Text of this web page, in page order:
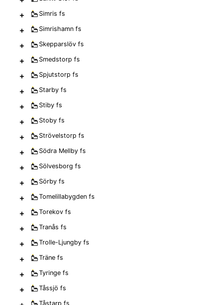
+ Simris fs
+ Simrishamn fs
+ Skepparslöv fs
+ Smedstorp fs
+ Spjutstorp fs
+ Starby fs
+ Stiby fs
+ Stoby fs
+ Strövelstorp fs
+ Södra Mellby fs
+ Sölvesborg fs
+ Sörby fs
+ Tomelillabygden fs
+ Torekov fs
+ Tranås fs
+ Trolle-Ljungby fs
+ Träne fs
+ Tyringe fs
+ Tåssjö fs
Tåstarp fs